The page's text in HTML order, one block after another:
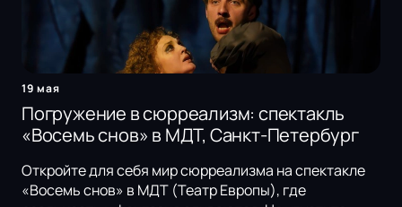
19 мая
Погружение в сюрреализм: спектакль
«Восемь снов» в МДТ, Санкт-Петербург
Откройте для себя мир сюрреализма на спектакле
«Восемь снов» в МДТ (Театр Европы), где